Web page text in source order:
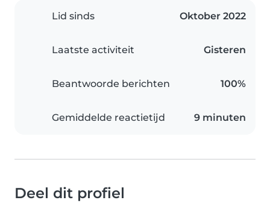
Lid sinds Oktober 2022
Laatste activiteit Gisteren
Beantwoorde berichten 100%
Gemiddelde reactietijd 9 minuten
Deel dit profiel